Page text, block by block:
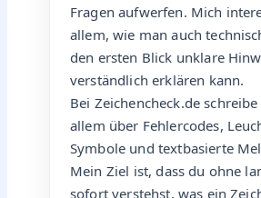
Fragen aufwerfen. Mich
allem, wie man auch
den ersten Blick unklare
verständlich erklären kann.
Bei Zeichencheck.de
allem über Fehlercodes,
Symbole und textbasierte
Mein Ziel ist, dass du ohne
sofort verstehst, was ein